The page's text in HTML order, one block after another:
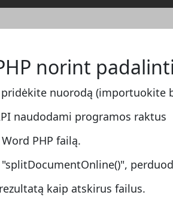
norint
pridėkite nuorodą (importuokite
naudodami programos raktus
PHP failą.
kaip atskirus failus.